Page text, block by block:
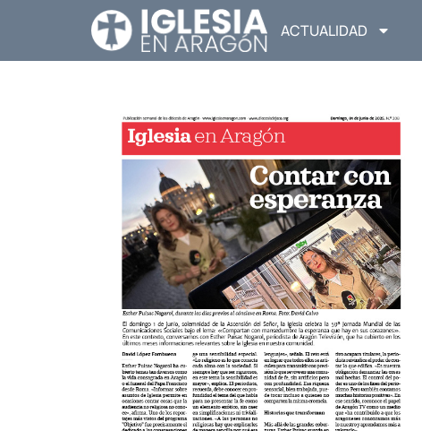
ACTUALIDAD